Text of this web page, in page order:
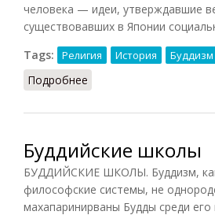
человека — идеи, утверждавшие
существовавших в Японии
Tags:
Религия История Буддизм
Подробнее
Буддийские школы
БУДДИЙСКИЕ ШКОЛЫ. Буддизм,
философские системы, не
махапаринирваны Будды среди его